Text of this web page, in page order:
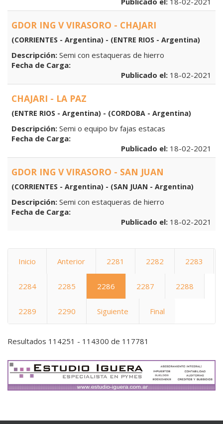
GDOR ING V VIRASORO - CHAJARI
(CORRIENTES - Argentina) - (ENTRE RIOS - Argentina)
Descripción: Semi con estaqueras de hierro
Fecha de Carga:
Publicado el: 18-02-2021
CHAJARI - LA PAZ
(ENTRE RIOS - Argentina) - (CORDOBA - Argentina)
Descripción: Semi o equipo bv fajas estacas
Fecha de Carga:
Publicado el: 18-02-2021
GDOR ING V VIRASORO - SAN JUAN
(CORRIENTES - Argentina) - (SAN JUAN - Argentina)
Descripción: Semi con estaqueras de hierro
Fecha de Carga:
Publicado el: 18-02-2021
Inicio Anterior 2281 2282 2283
2284 2285 2286 2287 2288
2289 2290 Siguiente Final
Resultados 114251 - 114300 de 117781